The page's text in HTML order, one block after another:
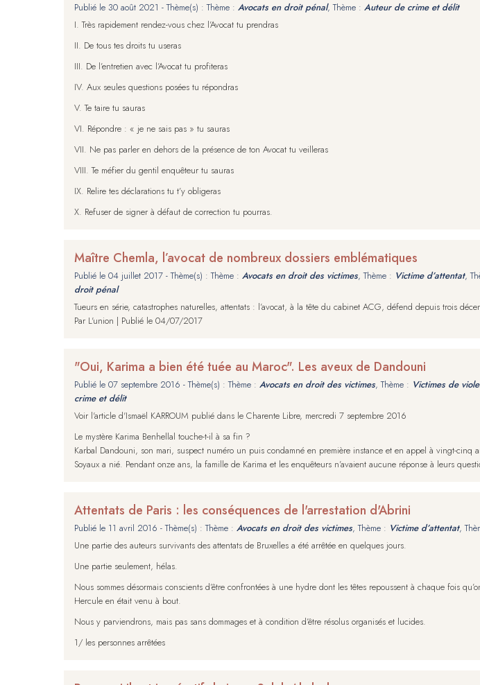
Publié le 30 août 2021 - Thème(s) : Thème : Avocats en droit pénal, Thème : Auteur de crime et délit
I. Très rapidement rendez-vous chez l’Avocat tu prendras
II. De tous tes droits tu useras
III. De l’entretien avec l’Avocat tu profiteras
IV. Aux seules questions posées tu répondras
V. Te taire tu sauras
VI. Répondre : « je ne sais pas » tu sauras
VII. Ne pas parler en dehors de la présence de ton Avocat tu veilleras
VIII. Te méfier du gentil enquêteur tu sauras
IX. Relire tes déclarations tu t’y obligeras
X. Refuser de signer à défaut de correction tu pourras.
Maître Chemla, l’avocat de nombreux dossiers emblématiques
Publié le 04 juillet 2017 - Thème(s) : Thème : Avocats en droit des victimes, Thème : Victime d’attentat,
droit pénal
Tueurs en série, catastrophes naturelles, attentats : l’avocat, à la tête du cabinet ACG, défend depuis trois
Par L'union | Publié le 04/07/2017
"Oui, Karima a bien été tuée au Maroc". Les aveux de Dandouni
Publié le 07 septembre 2016 - Thème(s) : Thème : Avocats en droit des victimes, Thème : Victimes de
crime et délit
Voir l'article d'Ismaël KARROUM publié dans le Charente Libre, mercredi 7 septembre 2016
Le mystère Karima Benhellal touche-t-il à sa fin ?
Karbal Dandouni, son mari, suspect numéro un puis condamné en première instance et en appel à vingt-
Soyaux a nié. Pendant onze ans, la famille de Karima et les enquêteurs n’avaient aucune réponse à leurs
Attentats de Paris : les conséquences de l'arrestation d'Abrini
Publié le 11 avril 2016 - Thème(s) : Thème : Avocats en droit des victimes, Thème : Victime d’attentat,
Une partie des auteurs survivants des attentats de Bruxelles a été arrêtée en quelques jours.
Une partie seulement, hélas.
Nous sommes désormais conscients d’être confrontées à une hydre dont les têtes repoussent à chaque fois
Hercule en était venu à bout.
Nous y parviendrons, mais pas sans dommages et à condition d’être résolus organisés et lucides.
1/ les personnes arrêtées